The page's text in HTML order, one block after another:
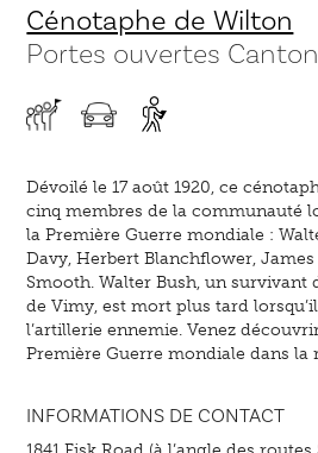
Cénotaphe de Wilton
Portes ouvertes
Dévoilé le 17 août 1920, ce
cinq membres de la communauté
la Première Guerre mondiale :
Davy, Herbert Blanchflower,
Smooth. Walter Bush, un survivant
de Vimy, est mort plus tard
l’artillerie ennemie. Venez
Première Guerre mondiale dans la
INFORMATIONS DE CONTACT